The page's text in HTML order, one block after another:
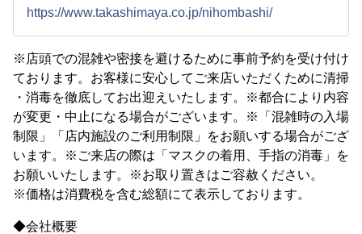
https://www.takashimaya.co.jp/nihombashi/
※店頭での混雑や密接を避けるために事前予約を受け付け
ております。お客様に安心してご来店いただくために清掃
・消毒を徹底してお出迎えいたします。※都合により内容
が変更・中止になる場合がございます。※「混雑時の入場
制限」「店内施設のご利用制限」をお願いする場合がござ
います。※ご来店の際は「マスクの着用、手指の消毒」を
お願いいたします。※お取り置きはご容赦ください。
※価格は消費税を含む総額にて表示しております。
◆会社概要